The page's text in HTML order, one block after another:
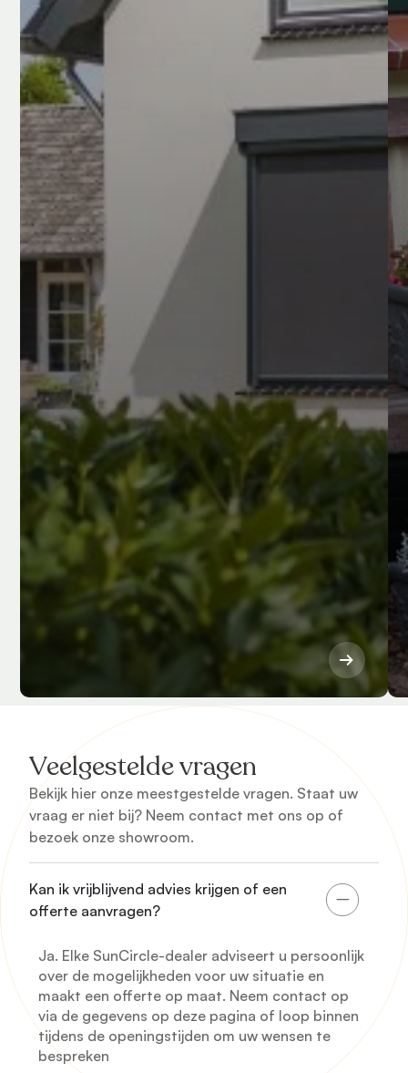
Veelgestelde vragen
Bekijk hier onze meestgestelde vragen. Staat uw
vraag er niet bij? Neem contact met ons op of
bezoek onze showroom.
Kan ik vrijblijvend advies krijgen of een
offerte aanvragen?
Ja. Elke SunCircle-dealer adviseert u persoonlijk
over de mogelijkheden voor uw situatie en
maakt een offerte op maat. Neem contact op
via de gegevens op deze pagina of loop binnen
tijdens de openingstijden om uw wensen te
bespreken